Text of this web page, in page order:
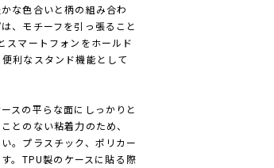
な色合いと柄の組み合わ
、モチーフを引っ張ること
スマートフォンをホールド
利なスタンド機能として
スの平らな面にしっかりと
とのない粘着力のため、
。プラスチック、ポリカー
。TPU製のケースに貼る際